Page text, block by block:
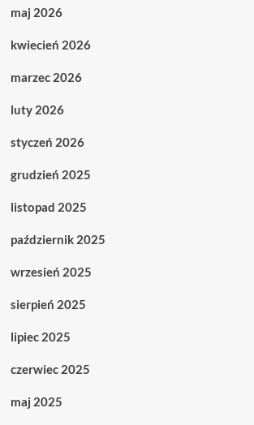
maj 2026
kwiecień 2026
marzec 2026
luty 2026
styczeń 2026
grudzień 2025
listopad 2025
październik 2025
wrzesień 2025
sierpień 2025
lipiec 2025
czerwiec 2025
maj 2025